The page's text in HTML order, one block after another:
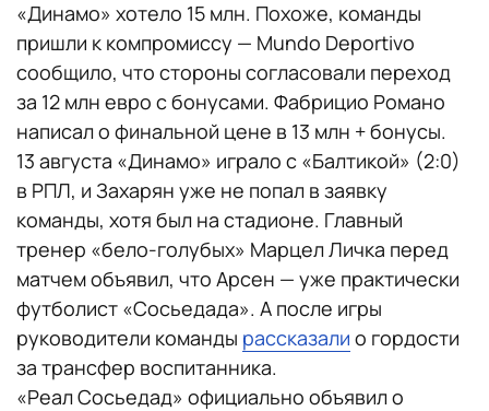
«Динамо» хотело 15 млн. Похоже, команды
пришли к компромиссу — Mundo Deportivo
сообщило, что стороны согласовали переход
за 12 млн евро с бонусами. Фабрицио Романо
написал о финальной цене в 13 млн + бонусы.
13 августа «Динамо» играло с «Балтикой» (2:0)
в РПЛ, и Захарян уже не попал в заявку
команды, хотя был на стадионе. Главный
тренер «бело-голубых» Марцел Личка перед
матчем объявил, что Арсен — уже практически
футболист «Сосьедада». А после игры
руководители команды рассказали о гордости
за трансфер воспитанника.
«Реал Сосьедад» официально объявил о